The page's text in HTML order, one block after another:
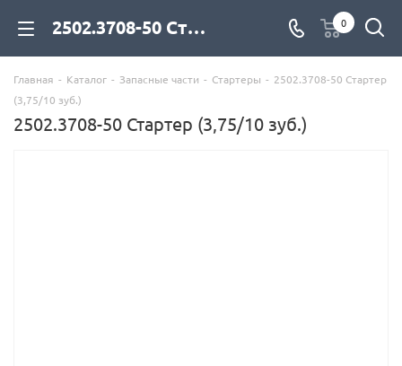
2502.3708-50 Стартер (3,75/10 зуб.) для дизельных двигателей купить со склада с доставкой по цене официального дилера - компания Дизель Экспорт 0
Главная - Каталог - Запасные части - Стартеры - 2502.3708-50 Стартер
(3,75/10 зуб.)
2502.3708-50 Стартер (3,75/10 зуб.)